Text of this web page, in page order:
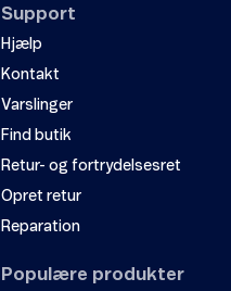
Support
Hjælp
Kontakt
Varslinger
Find butik
Retur- og fortrydelsesret
Opret retur
Reparation
Populære produkter